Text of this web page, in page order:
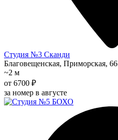
Студия №3 Сканди
Благовещенская, Приморская, 66
~2 м
от 6700 ₽
за номер в августе